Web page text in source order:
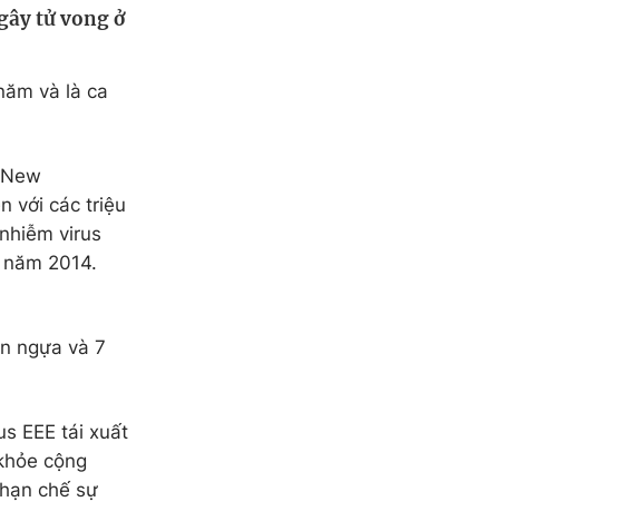
tử vong ở
và là ca
với các triệu
virus
2014.
ngựa và 7
EEE tái xuất
cộng
chế sự